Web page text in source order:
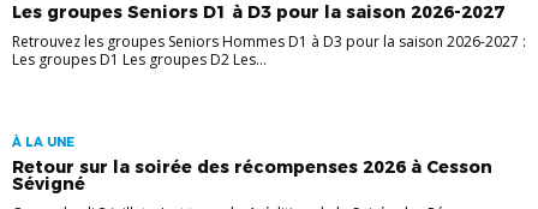
Les groupes Seniors D1 à D3 pour la saison 2026-2027
Retrouvez les groupes Seniors Hommes D1 à D3 pour la saison 2026-2027 :
Les groupes D1 Les groupes D2 Les...
À LA UNE
Retour sur la soirée des récompenses 2026 à Cesson
Sévigné